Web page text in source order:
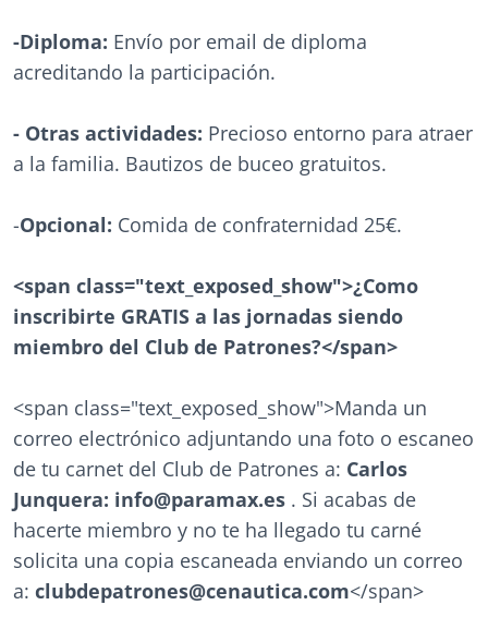
-Diploma: Envío por email de diploma
acreditando la participación.
- Otras actividades: Precioso entorno para atraer
a la familia. Bautizos de buceo gratuitos.
-Opcional: Comida de confraternidad 25€.
<span class="text_exposed_show">¿Como
inscribirte GRATIS a las jornadas siendo
miembro del Club de Patrones?</span>
<span class="text_exposed_show">Manda un
correo electrónico adjuntando una foto o escaneo
de tu carnet del Club de Patrones a: Carlos
Junquera: info@paramax.es . Si acabas de
hacerte miembro y no te ha llegado tu carné
solicita una copia escaneada enviando un correo
a: clubdepatrones@cenautica.com</span>